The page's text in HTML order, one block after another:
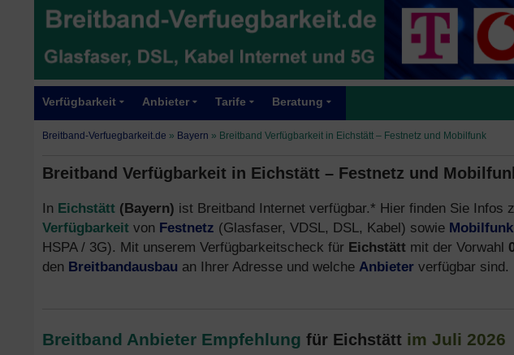
Verfügbarkeit Anbieter Tarife Beratung
Breitband-Verfuegbarkeit.de » Bayern » Breitband Verfügbarkeit in Eichstätt – Festnetz und Mobilfunk
Breitband Verfügbarkeit in Eichstätt – Festnetz und
In Eichstätt (Bayern) ist Breitband Internet verfügbar.* Hier finden Sie Infos
Verfügbarkeit von Festnetz (Glasfaser, VDSL, DSL, Kabel) sowie Mobilfunk
HSPA / 3G). Mit unserem Verfügbarkeitscheck für Eichstätt mit der Vorwahl
den Breitbandausbau an Ihrer Adresse und welche Anbieter verfügbar sind.
Breitband Anbieter Empfehlung für Eichstätt im Juli 2026